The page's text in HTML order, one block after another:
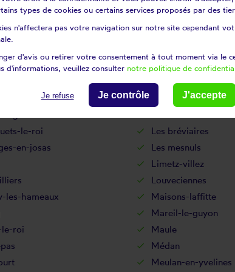
Issou
pontchartrain Jouy-en-josas
La hauteville
Lainville-en-vexin
saint-denis Le pecq
le-roi Les bréviaires
en-josas Les mesnuls
Limetz-villez
Louveciennes
les-hameaux Maisons-laffitte
Mareil-le-guyon
roi Maule
Médan
Meulan-en-yvelines
types de cookies ou certains services proposés par des
n'affectera pas votre navigation sur notre site cependant
d'avis ou retirer votre consentement à tout moment via le
d'informations, veuillez consulter notre politique de
Je refuse Je contrôle J'accepte